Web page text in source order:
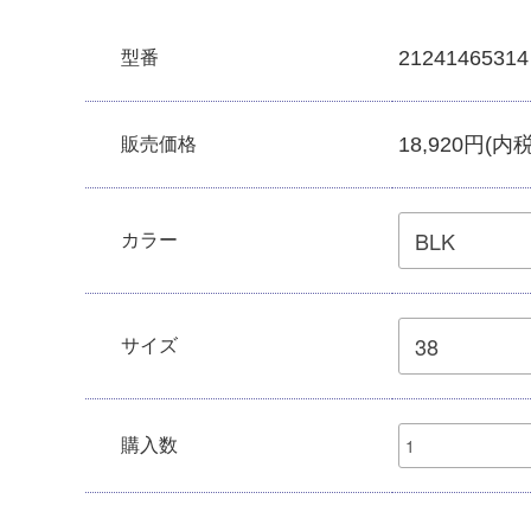
型番 21241465314
販売価格 18,920円(内
カラー
サイズ
購入数